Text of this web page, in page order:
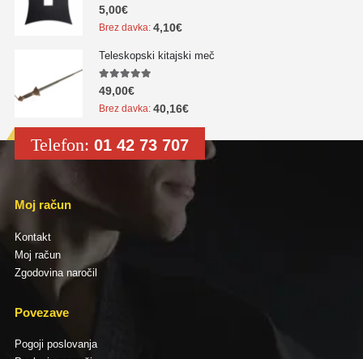
5.00out of 5
5,00€
Brez davka: 4,10€
Teleskopski kitajski meč
5.00out of 5
49,00€
Brez davka: 40,16€
Telefon: 01 42 73 707
Moj račun
Kontakt
Moj račun
Zgodovina naročil
Povezave
Pogoji poslovanja